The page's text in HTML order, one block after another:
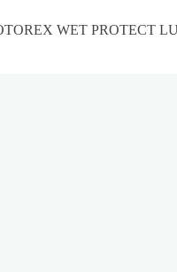
WET PROTECT